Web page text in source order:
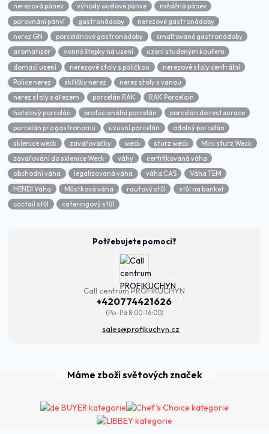
nerezová pánev
výhody ocelové pánve
měděná pánev
porovnání pánví
gastronádoby
nerezové gastronádoby
nerez GN
porcelánové gastronádoby
smaltované gastronádoby
aromatizér
vonné štepky na uzení
uzení studeným kouřem
domací uzení
nerezové stoly s poličkou
nerezové stoly centrální
Police nerez
skříňky nerez
nerez stoly s vanou
nerez stoly s dřezem
porcelán RAK
RAK Porcelain
hotelový porcelán
profesionální porcelán
porcelán do restaurace
porcelán pro gastronomii
uxusní porcelán
odolný porcelán
sklenice weck
zavařovačky weck sturz weck
Mini sturz Weck
zavařování do sklenice Weck
váhy
certifikovaná váha
obchodní váha
legalizovaná váha váha CAS
Váha TEM
HENDI Váha
Můstková váha rautový stůl
stůl na banket
coctail stůl
cateringový stůl
Potřebujete pomoci?
Call centrum PROFIKUCHYN
+420774421626
(Po-Pá 8:00-16:00)
sales@profikuchyn.cz
Máme zboží světových značek